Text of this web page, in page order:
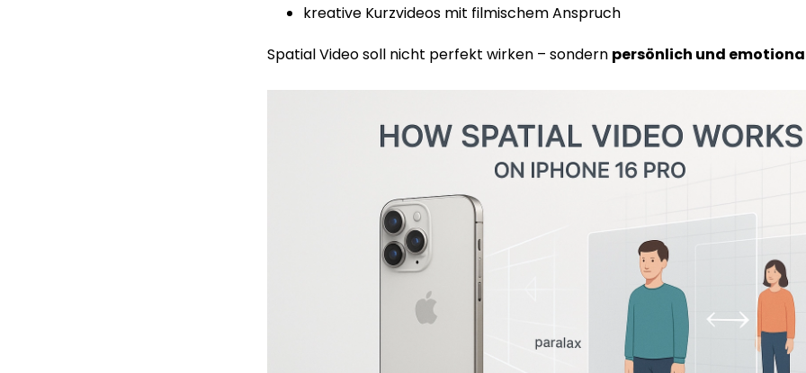
kreative Kurzvideos mit filmischem Anspruch
Spatial Video soll nicht perfekt wirken – sondern persönlich und